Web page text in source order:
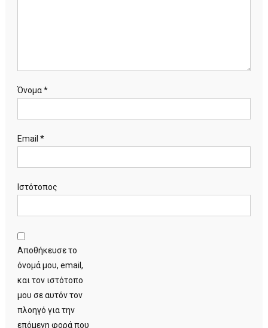
Όνομα*
Email *
Ιστότοπος
Αποθήκευσε το
όνομά μου, email,
και τον ιστότοπο
μου σε αυτόν τον
πλοηγό για την
επόμενη φορά που